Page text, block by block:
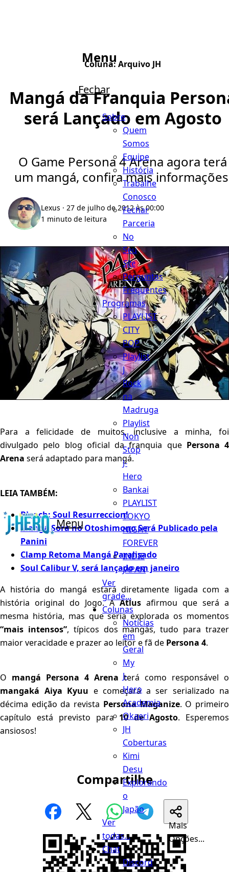
Menu
Menu
Fechar
Sobre
Quem
Somos
Equipe
História
Trabalhe
Conosco
Fechar
Parceria
No
Seu
Site
Perguntas
Frequentes
Programas
PLAYLIST
CITY
POP
Playlist
J
Rock
na
Madruga
Playlist
Non
Stop
J-
Hero
Bankai
PLAYLIST
TOKYO
NIGHT
FOREVER
INDIE
JAPAN
Ver
grade...
Colunas
Notícias
em
Geral
My
J-
Hero
Academia
Okaeri
JH
Coberturas
Kimi
Desu
Explorando
o
Japão
Ver
todas...
Chat
Discord
Coluna:Arquivo JH
Mangá da Franquia
será Lançado em Agosto
O Game Persona 4 Arena agora terá
um mangá, confira mais
Lexus · 27 de julho de 2012 às 00:00
1 minuto de leitura
Para a felicidade de muitos, inclusive a minha, foi
divulgado pelo blog oficial da franquia que Persona 4
Arena será adaptado para mangá.
LEIA TAMBÉM:
Bleach: Soul Resurreccion!
Mangá Sora no Otoshimono Será Publicado pela
Panini
Clamp Retoma Mangá Paralisado
Soul Calibur V, será lançado em janeiro
A história do mangá estará diretamente ligada com a
história original do Jogo. AAtlus afirmou que será a
mesma história, mas que seria explorada os momentos
“mais intensos”, típicos dos mangás, tudo para trazer
maior veracidade e prazer ao leitor e fã de Persona 4.
O mangá Persona 4 Arenaterá como responsável o
mangaká Aiya Kyuu e começará a ser serializado na
décima edição da revista Persona Maganize. O primeiro
capítulo está previsto para 10 de Agosto. Esperemos
ansiosos!
Compartilhe
Mais
Opções...